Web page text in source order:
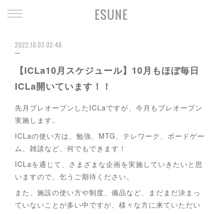
ESUNE
2022.10.03 02:48
【ICLa10月スケジュール】10月もほぼ毎日
ICLa開いています！！
先月プレオープンしたICLaですが、今月もプレオープン
実施します。
ICLaの使い方は、勉強、MTG、テレワーク、ボードゲー
ム、雑談など、何でもできます！
ICLaを通じて、さまざまな企画を実施していきたいと思
いますので、乞うご期待ください。
また、施設の使い方や制度、備品など、まだまだ決まっ
ていないことが多い中ですが、様々な方に来ていただい